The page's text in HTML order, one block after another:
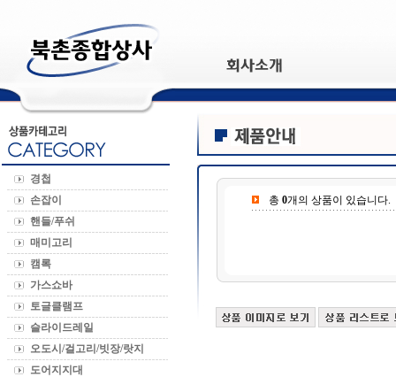
경첩
손잡이
핸들/푸쉬
매미고리
캠록
가스쇼바
토글클램프
슬라이드레일
오도시/걸고리/빗장/랏지
도어지지대
총 0개의 상품이 있습니다.